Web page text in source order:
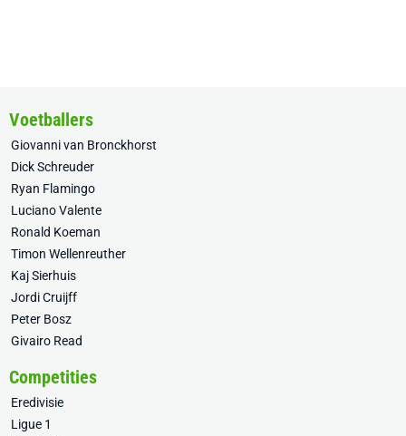
Voetballers
Giovanni van Bronckhorst
Dick Schreuder
Ryan Flamingo
Luciano Valente
Ronald Koeman
Timon Wellenreuther
Kaj Sierhuis
Jordi Cruijff
Peter Bosz
Givairo Read
Competities
Eredivisie
Ligue 1